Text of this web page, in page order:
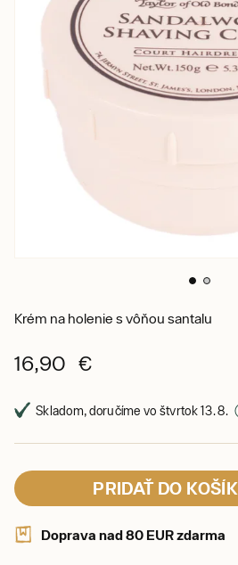
Krém na holenie s vôňou santalu
16,90 €
Skladom, doručíme vo štvrtok 13. 8.
PRIDAŤ DO
Doprava nad 80 EUR zdarma